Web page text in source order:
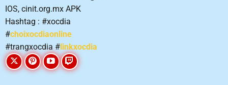
IOS, cinit.org.mx APK
Hashtag : #xocdia
#choixocdiaonline
#trangxocdia #linkxocdia